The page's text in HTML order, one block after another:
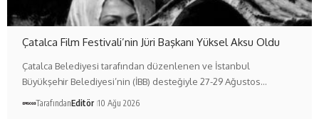
Çatalca Film Festivali’nin Jüri Başkanı Yüksel Aksu Oldu
Çatalca Belediyesi tarafından düzenlenen ve İstanbul
Büyükşehir Belediyesi’nin (İBB) desteğiyle 27-29 Ağustos…
TarafındanEditör 10 Ağu 2026